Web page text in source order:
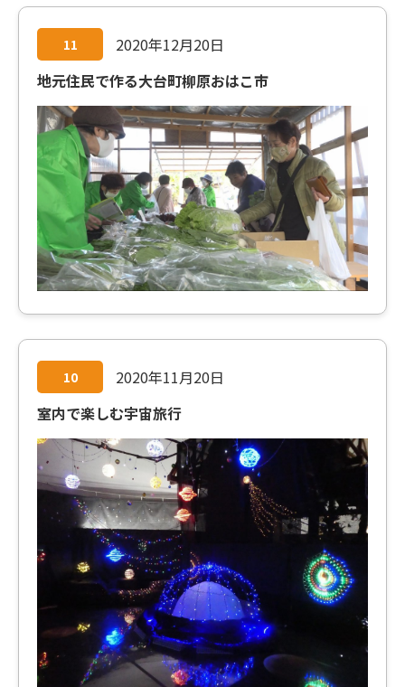
11
2020年12月20日
地元住民で作る大台町柳原おはこ市
10
2020年11月20日
室内で楽しむ宇宙旅行